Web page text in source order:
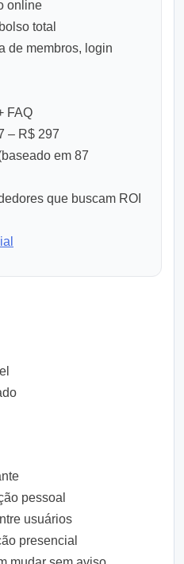
online
total
de membros, login
FAQ
– R$ 297
em 87
que buscam ROI
pessoal
usuários
presencial